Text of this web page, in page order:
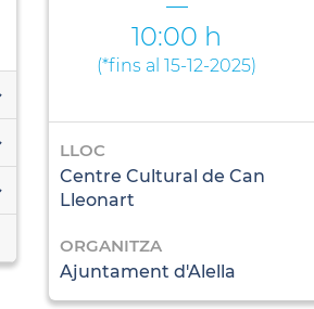
10:00 h
(*fins al 15-12-2025)
LLOC
Centre Cultural de Can
Lleonart
ORGANITZA
Ajuntament d'Alella